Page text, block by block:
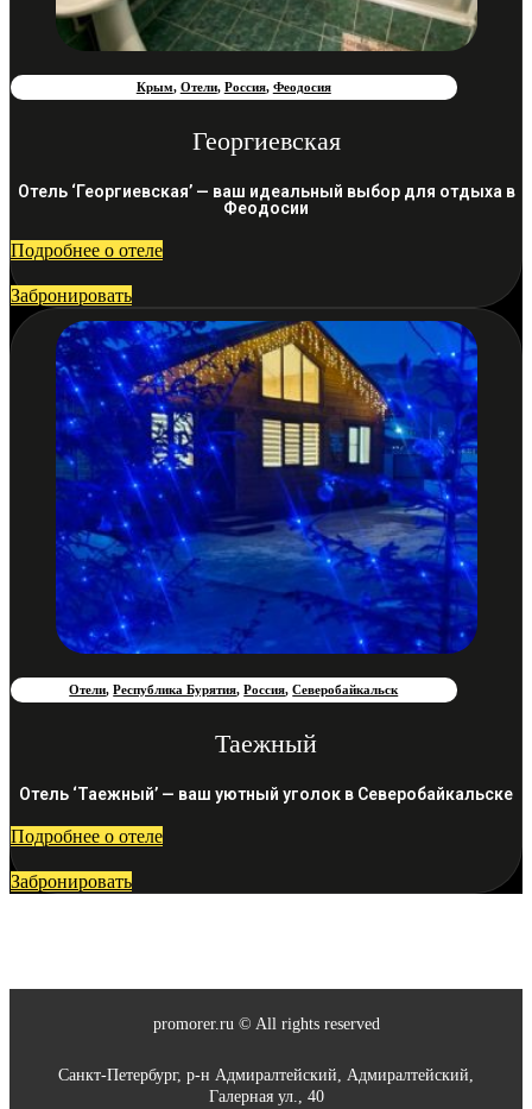
Крым, Отели, Россия, Феодосия
Георгиевская
Отель ‘Георгиевская’ — ваш идеальный выбор для отдыха в
Феодосии
Подробнее о отеле
Забронировать
Отели,Республика Бурятия,Россия,Северобайкальск
Таежный
Отель ‘Таежный’ — ваш уютный уголок в Северобайкальске
Подробнее о отеле
Забронировать
promorer.ru © All rights reserved
Санкт-Петербург, р-н Адмиралтейский, Адмиралтейский,
Галерная ул., 40